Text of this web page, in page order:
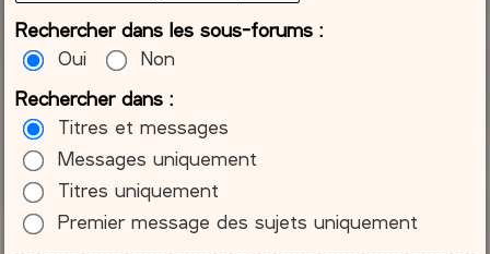
Rechercher dans les sous-forums :
Oui
Non
Rechercher dans :
Titres et messages
Messages uniquement
Titres uniquement
Premier message des sujets uniquement